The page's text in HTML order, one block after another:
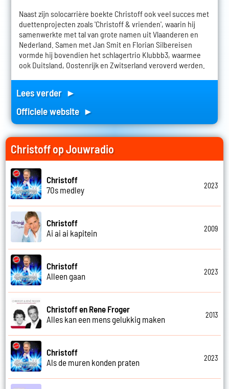
Naast zijn solocarrière boekte Christoff ook veel succes met
duettenprojecten zoals 'Christoff & vrienden', waarin hij
samenwerkte met tal van grote namen uit Vlaanderen en
Nederland. Samen met Jan Smit en Florian Silbereisen
vormde hij bovendien het schlagertrio Klubbb3, waarmee
ook Duitsland, Oostenrijk en Zwitserland veroverd werden.
Lees verder ►
Officiele website ►
Christoff op Jouwradio
Christoff
70s medley
2023
Christoff
Ai ai ai kapitein
2009
Christoff
Alleen gaan
2023
Christoff en Rene Froger
Alles kan een mens gelukkig maken
2013
Christoff
Als de muren konden praten
2023